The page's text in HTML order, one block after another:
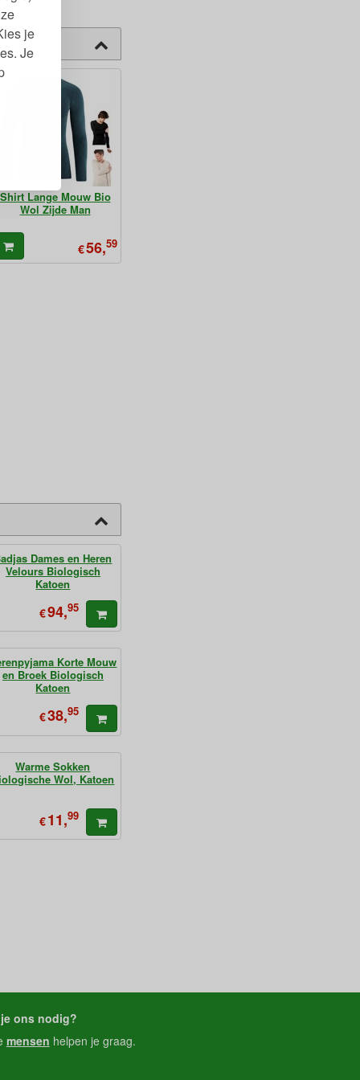
je
Je
Shirt Lange Mouw Bio
Wol Zijde Man
€56,59
Dames en Heren
Velours Biologisch
Katoen
€94,95
Korte Mouw
en Broek Biologisch
Katoen
€38,95
Warme Sokken
Wol, Katoen
€11,99
ons nodig?
mensen helpen je graag.